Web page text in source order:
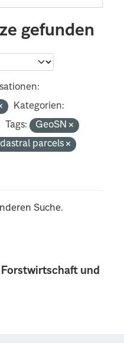
und
gefunden
Kategorien:
Tags:
GeoSN
parcels
Suche.